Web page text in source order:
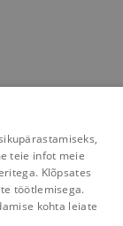
teie infot meie
Klõpsates
töötlemisega.
kohta leiate